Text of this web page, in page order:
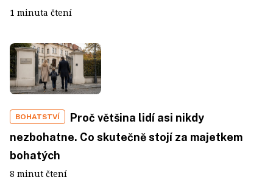
1 minuta čtení
BOHATSTVÍ
Proč většina lidí asi nikdy
nezbohatne. Co skutečně stojí za majetkem
bohatých
8 minut čtení